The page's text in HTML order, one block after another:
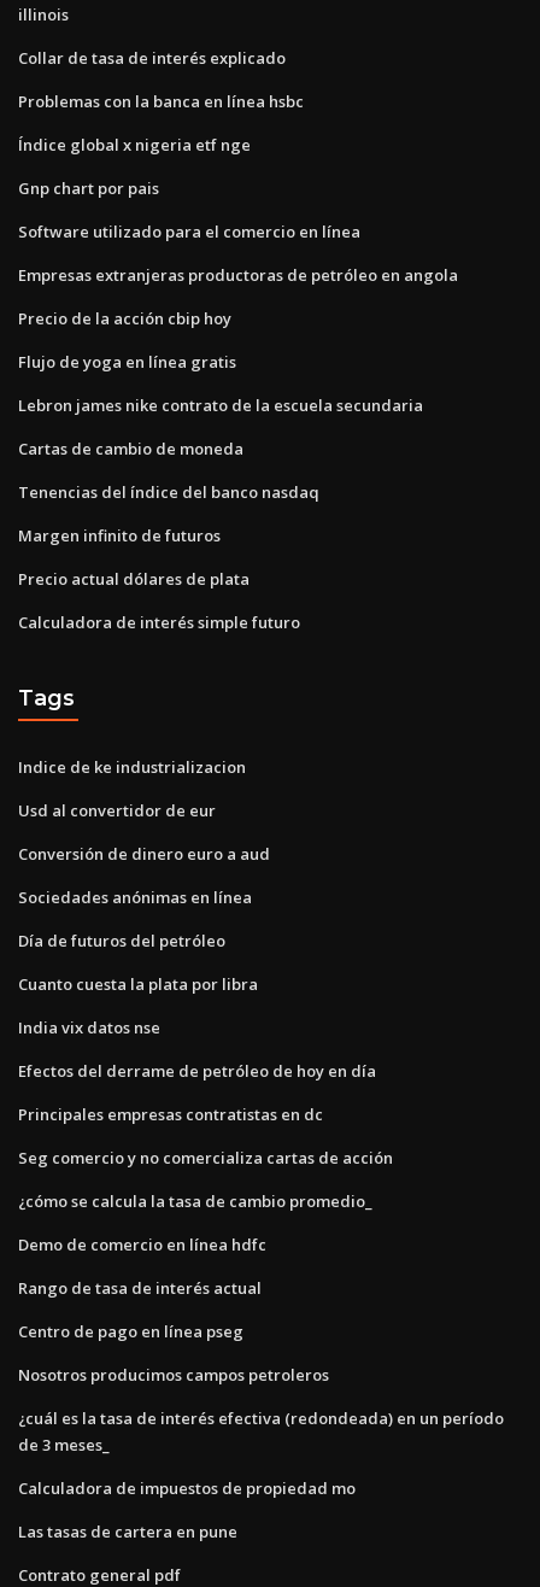
illinois
Collar de tasa de interés explicado
Problemas con la banca en línea hsbc
Índice global x nigeria etf nge
Gnp chart por pais
Software utilizado para el comercio en línea
Empresas extranjeras productoras de petróleo en angola
Precio de la acción cbip hoy
Flujo de yoga en línea gratis
Lebron james nike contrato de la escuela secundaria
Cartas de cambio de moneda
Tenencias del índice del banco nasdaq
Margen infinito de futuros
Precio actual dólares de plata
Calculadora de interés simple futuro
Tags
Indice de ke industrializacion
Usd al convertidor de eur
Conversión de dinero euro a aud
Sociedades anónimas en línea
Día de futuros del petróleo
Cuanto cuesta la plata por libra
India vix datos nse
Efectos del derrame de petróleo de hoy en día
Principales empresas contratistas en dc
Seg comercio y no comercializa cartas de acción
¿cómo se calcula la tasa de cambio promedio_
Demo de comercio en línea hdfc
Rango de tasa de interés actual
Centro de pago en línea pseg
Nosotros producimos campos petroleros
¿cuál es la tasa de interés efectiva (redondeada) en un período
de 3 meses_
Calculadora de impuestos de propiedad mo
Las tasas de cartera en pune
Contrato general pdf